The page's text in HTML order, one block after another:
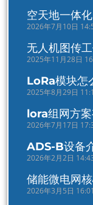
空天地一体
2026年7月10日
无人机图传
2025年11月28日
LoRa模块怎
2025年8月29日
lora组网方
2026年7月17日
ADS-B设备
2026年2月2日
储能微电网
2026年3月5日